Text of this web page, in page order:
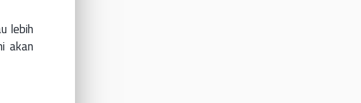
lebih
akan